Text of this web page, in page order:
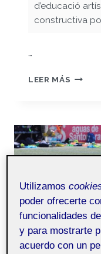
d’educació
constructiva
…
LEER MÁS
DE
Utilizamos
poder ofrecerte
funcionalidades
y para mostrarte
acuerdo con un